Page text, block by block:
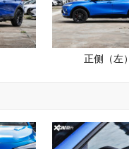
正侧（左）